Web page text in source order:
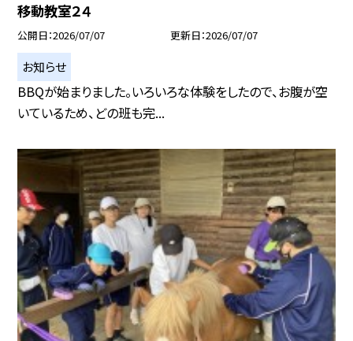
移動教室２４
公開日 2026/07/07 更新日 2026/07/07
お知らせ
BBQが始まりました。いろいろな体験をしたので、お腹が空
いているため、どの班も完...